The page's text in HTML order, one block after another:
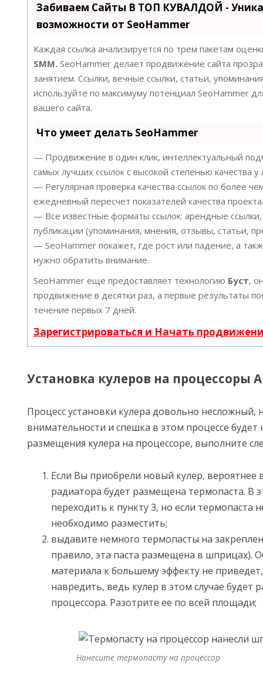
Забиваем Сайты В ТОП КУВАЛДОЙ -
возможности от SeoHammer
Каждая ссылка анализируется по трем пакетам
SMM.SeoHammer делает продвижение сайта
занятием. Ссылки, вечные ссылки, статьи,
используйте по максимуму потенциал SeoHammer
вашего сайта.
Что умеет делать SeoHammer
— Продвижение в один клик, интеллектуальный
самых лучших ссылок с высокой степенью качества
— Регулярная проверка качества ссылок по более
ежедневный пересчет показателей качества проекта.
— Все известные форматы ссылок: арендные
публикации (упоминания, мнения, отзывы, статьи,
— SeoHammer покажет, где рост или падение, а
нужно обратить внимание.
SeoHammer еще предоставляет технологию Буст,
продвижение в десятки раз, а первые результаты
течение первых 7 дней.
Зарегистрироваться и Начать
Установка кулеров на процессоры
Процесс установки кулера довольно несложный,
внимательности и спешка в этом процессе будет
размещения кулера на процессоре, выполните
Если Вы приобрели новый кулер, вероятнее
радиатора будет размещена термопаста. В
переходить к пункту 3, но если термопаста
необходимо разместить;
выдавите немного термопасты на
правило, эта паста размещена в шприцах).
материала к большему эффекту не
навредить, ведь кулер в этом случае будет
процессора. Разотрите ее по всей площади;
Нанесите термопасту на процессор